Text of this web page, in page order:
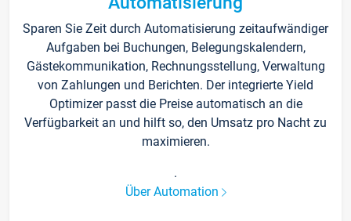
Sparen Sie Zeit durch Automatisierung zeitaufwändiger
Aufgaben bei Buchungen, Belegungskalendern,
Gästekommunikation, Rechnungsstellung, Verwaltung
von Zahlungen und Berichten. Der integrierte Yield
Optimizer passt die Preise automatisch an die
Verfügbarkeit an und hilft so, den Umsatz pro Nacht zu
maximieren.
.
Über Automation